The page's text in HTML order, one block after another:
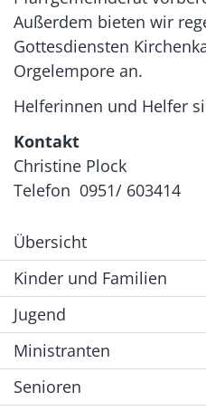
Außerdem bieten wir
Gottesdiensten
Orgelempore an.
Helferinnen und Helfer
Kontakt
Christine Plock
Telefon 0951/ 603414
Übersicht
Kinder und Familien
Jugend
Ministranten
Senioren